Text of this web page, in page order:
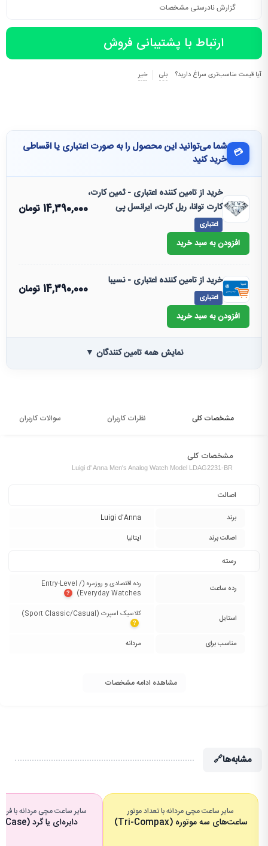
گزارش نادرستی مشخصات
ارتباط با پشتیبانی فروش
آیا قیمت مناسب‌تری سراغ دارید؟ بلی خیر
💳 شما می‌توانید این محصول را به صورت اعتباری یا اقساطی
خرید کنید
خرید از تامین کننده اعتباری - ثمین کارت،
کارت توانا، ریل کارت، ایرانسل پی
اعتباری
14,390,000تومان
افزودن به سبد خرید
خرید از تامین کننده اعتباری - نسیبا
اعتباری
14,390,000تومان
افزودن به سبد خرید
نمایش همه تامین کنندگان ▼
مشخصات کلی نظرات کاربران سوالات کاربران
مشخصات کلی
Luigi d' Anna Men's Analog Watch Model LDAG2231-BR
اصالت
برند
Luigi d’Anna
اصالت برند
ایتالیا
رسته
رده ساعت
رده اقتصادی و روزمره (Entry-Level /
Everyday Watches)‏
?
استایل کلاسیک اسپرت (Sport Classic/Casual)‏
?
مناسب برای مردانه
مشاهده ادامه مشخصات
مشابه‌ها🔗
سایر ساعت مچی مردانه با تعداد موتور
ساعت‌های سه موتوره (Tri-Compax)
سایر ساعت مچی مردانه با
دایره‌ای یا گرد (Round Case)